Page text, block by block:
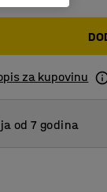
za kupovinu
od 7 godina